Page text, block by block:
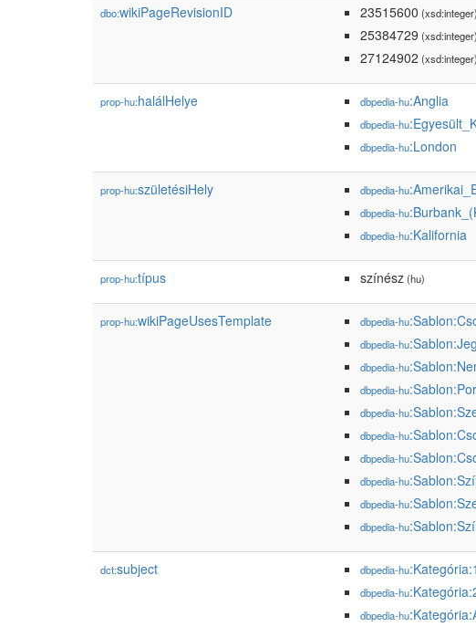
dbo:wikiPageRevisionID 23515600 (xsd:integer)
25384729 (xsd:integer)
27124902 (xsd:integer)
prop-hu:halálHelye dbpedia-hu:Anglia
dbpedia-hu
dbpedia-hu:London
prop-hu:születésiHely dbpedia-hu
dbpedia-hu
dbpedia-hu:Kalifornia
prop-hu:típus színész(hu)
prop-hu:wikiPageUsesTemplate dbpedia-hu
dbpedia-hu
dbpedia-hu
dbpedia-hu
dbpedia-hu
dbpedia-hu
dbpedia-hu
dbpedia-hu
dbpedia-hu
dbpedia-hu
dct:subject dbpedia-hu
dbpedia-hu
dbpedia-hu